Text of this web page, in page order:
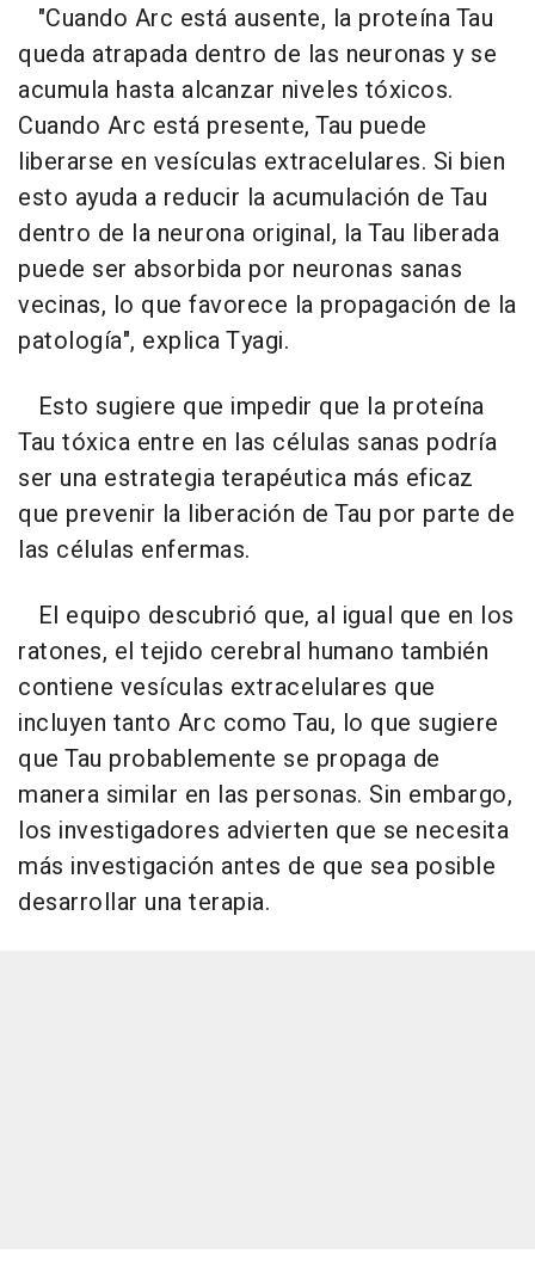
"Cuando Arc está ausente, la proteína Tau
queda atrapada dentro de las neuronas y se
acumula hasta alcanzar niveles tóxicos.
Cuando Arc está presente, Tau puede
liberarse en vesículas extracelulares. Si bien
esto ayuda a reducir la acumulación de Tau
dentro de la neurona original, la Tau liberada
puede ser absorbida por neuronas sanas
vecinas, lo que favorece la propagación de la
patología", explica Tyagi.
Esto sugiere que impedir que la proteína
Tau tóxica entre en las células sanas podría
ser una estrategia terapéutica más eficaz
que prevenir la liberación de Tau por parte de
las células enfermas.
El equipo descubrió que, al igual que en los
ratones, el tejido cerebral humano también
contiene vesículas extracelulares que
incluyen tanto Arc como Tau, lo que sugiere
que Tau probablemente se propaga de
manera similar en las personas. Sin embargo,
los investigadores advierten que se necesita
más investigación antes de que sea posible
desarrollar una terapia.